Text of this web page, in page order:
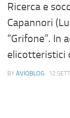
Disclaimer
Feed
Prenota Voli
Aeronautica
Aeroporti
Compagnie
Forze Aeree
Incidenti e
Ricerca e
Capannori
“Grifone”. In
elicotteristici
BY AVIOBLOG · 12